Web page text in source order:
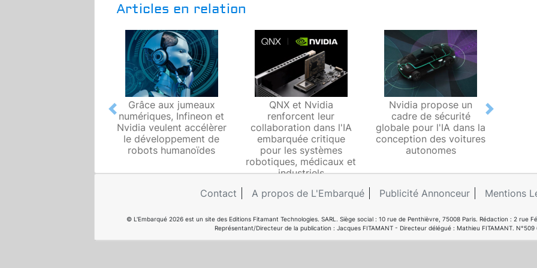
Articles en relation
Grâce aux jumeaux
numériques, Infineon et
Nvidia veulent accélèrer
le développement de
robots humanoïdes
QNX et Nvidia
renforcent leur
collaboration dans l'IA
embarquée critique
pour les systèmes
robotiques, médicaux et
industriels
Nvidia propose un
cadre de sécurité
globale pour l'IA dans la
conception des voitures
autonomes
Previous Next
Contact A propos de L'Embarqué Publicité Annonceur Mentions
© L'Embarqué 2026 est un site des Editions Fitamant Technologies. SARL. Siège social : 10 rue de Penthièvre, 75008 Paris. Rédaction : 2 rue
Représentant/Directeur de la publication : Jacques FITAMANT - Directeur délégué : Mathieu FITAMANT. N°509